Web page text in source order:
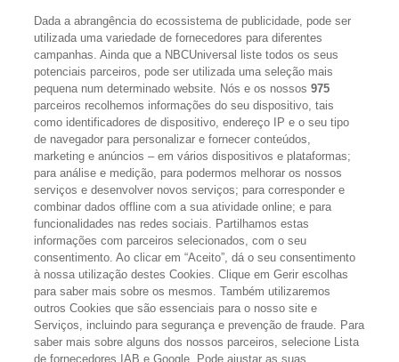
SEGUE-NOS
FACEBOOK
TWITTER
YOUTUBEINSTAGRAM
LINKS ÚTEIS
Escolhas de Anúncios
Política de privacidade
Sobre nós
Termos E Condições
FILMES
Dada a abrangência do ecossistema de publicidade, pode ser
utilizada uma variedade de fornecedores para diferentes
campanhas. Ainda que a NBCUniversal liste todos os seus
potenciais parceiros, pode ser utilizada uma seleção mais
pequena num determinado website. Nós e os nossos975
parceiros recolhemos informações do seu dispositivo, tais
como identificadores de dispositivo, endereço IP e o seu tipo
de navegador para personalizar e fornecer conteúdos,
marketing e anúncios – em vários dispositivos e plataformas;
para análise e medição, para podermos melhorar os nossos
serviços e desenvolver novos serviços; para corresponder e
combinar dados offline com a sua atividade online; e para
funcionalidades nas redes sociais. Partilhamos estas
informações com parceiros selecionados, com o seu
consentimento. Ao clicar em “Aceito”, dá o seu consentimento
à nossa utilização destes Cookies. Clique em Gerir escolhas
para saber mais sobre os mesmos. Também utilizaremos
outros Cookies que são essenciais para o nosso site e
Serviços, incluindo para segurança e prevenção de fraude. Para
saber mais sobre alguns dos nossos parceiros, selecione Lista
de fornecedores IAB e Google. Pode ajustar as suas